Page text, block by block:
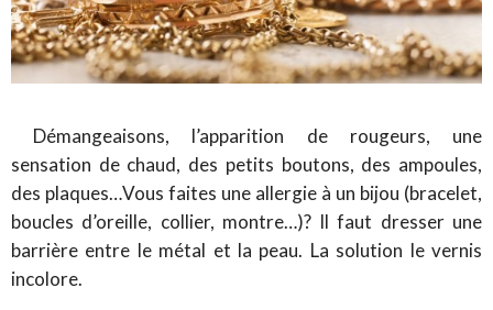
Démangeaisons, l’apparition de rougeurs, une
sensation de chaud, des petits boutons, des ampoules,
des plaques…Vous faites une allergie à un bijou (bracelet,
boucles d’oreille, collier, montre…)? Il faut dresser une
barrière entre le métal et la peau. La solution le vernis
incolore.